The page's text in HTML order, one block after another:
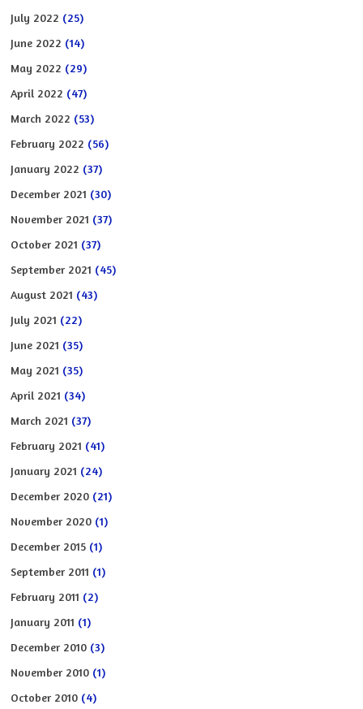
July 2022 (25)
June 2022 (14)
May 2022 (29)
April 2022 (47)
March 2022 (53)
February 2022 (56)
January 2022 (37)
December 2021 (30)
November 2021 (37)
October 2021 (37)
September 2021 (45)
August 2021 (43)
July 2021 (22)
June 2021 (35)
May 2021 (35)
April 2021 (34)
March 2021 (37)
February 2021 (41)
January 2021 (24)
December 2020 (21)
November 2020 (1)
December 2015 (1)
September 2011 (1)
February 2011 (2)
January 2011 (1)
December 2010 (3)
November 2010 (1)
October 2010 (4)